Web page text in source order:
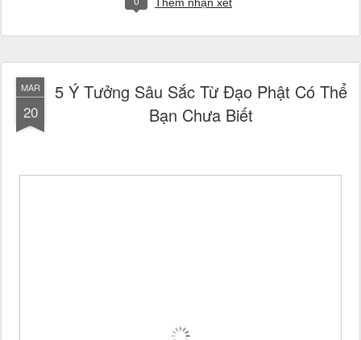
MAR
20
5 Ý Tưởng Sâu Sắc Từ Đạo Phật Có Thể
Bạn Chưa Biết